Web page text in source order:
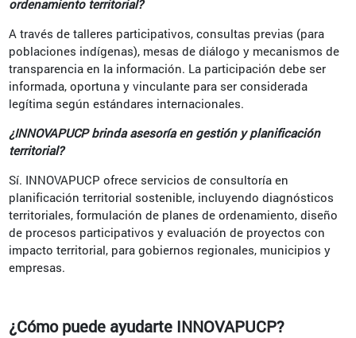
ordenamiento territorial?
A través de talleres participativos, consultas previas (para
poblaciones indígenas), mesas de diálogo y mecanismos de
transparencia en la información. La participación debe ser
informada, oportuna y vinculante para ser considerada
legítima según estándares internacionales.
¿INNOVAPUCP brinda asesoría en gestión y planificación
territorial?
Sí. INNOVAPUCP ofrece servicios de consultoría en
planificación territorial sostenible, incluyendo diagnósticos
territoriales, formulación de planes de ordenamiento, diseño
de procesos participativos y evaluación de proyectos con
impacto territorial, para gobiernos regionales, municipios y
empresas.
¿Cómo puede ayudarte INNOVAPUCP?